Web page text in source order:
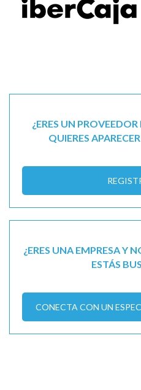
¿ERES UN
QUIERES
¿ERES UNA EMPRESA Y
ESTÁS
CONECTA CON UN